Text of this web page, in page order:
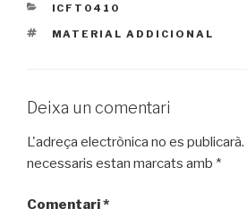
CATEGORIES
ICFT0410
ETIQUETES
MATERIAL ADDICIONAL
Deixa un comentari
L'adreça electrònica no es publicarà.
necessaris estan marcats amb *
Comentari*